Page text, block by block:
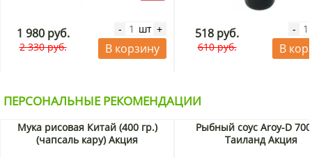
1 980 руб.
2 330 руб.
- шт +
В корзину
518 руб.
610 руб.
-
В
ПЕРСОНАЛЬНЫЕ РЕКОМЕНДАЦИИ
Мука рисовая Китай (400 гр.)
(чапсаль кару) Акция
Рыбный соус Aroy-D
Таиланд Акция